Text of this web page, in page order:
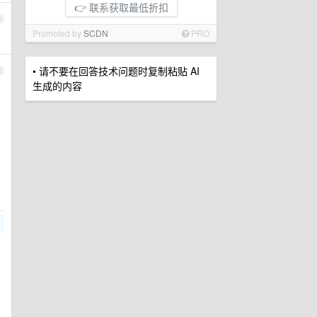
👉 联系获取最低折扣
Promoted bySCDN PRO
• 请不要在回答技术问题时复制粘贴 AI
生成的内容